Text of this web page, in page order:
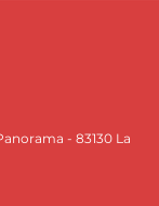
- 83130 La